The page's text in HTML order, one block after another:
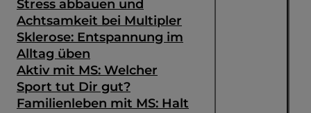
Stress abbauen und
Achtsamkeit bei Multipler
Sklerose: Entspannung im
Alltag üben
Aktiv mit MS: Welcher
Sport tut Dir gut?
Familienleben mit MS: Halt